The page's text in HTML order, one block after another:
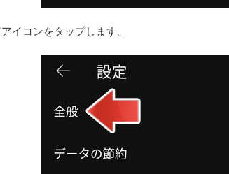
イコンをタップします。